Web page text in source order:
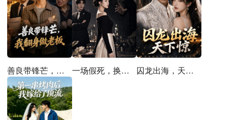
善良带锋芒，我翻身做老板 一场假死，换我清醒 囚龙出海，天下惊